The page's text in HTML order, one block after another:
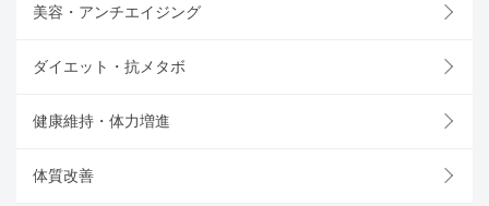
美容・アンチエイジング
ダイエット・抗メタボ
健康維持・体力増進
体質改善